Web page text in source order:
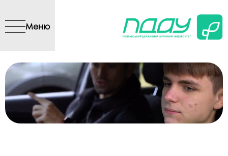
вмісту
Меню